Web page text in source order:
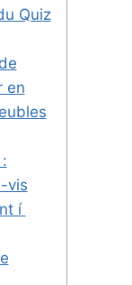
Quiz
en
vis
í